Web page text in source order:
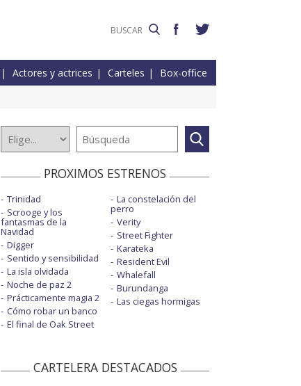
Actores y actrices Carteles Box-office
PROXIMOS ESTRENOS
Trinidad
Scrooge y los
fantasmas de la
Navidad
Digger
Sentido y sensibilidad
La isla olvidada
Noche de paz 2
Prácticamente magia 2
Cómo robar un banco
El final de Oak Street
La constelación del
perro
Verity
Street Fighter
Karateka
Resident Evil
Whalefall
Burundanga
Las ciegas hormigas
CARTELERA DESTACADOS